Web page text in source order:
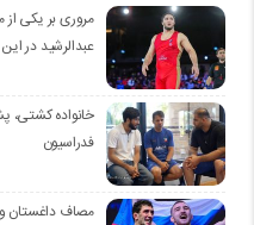
مروری بر یکی
عبدالرشید در
خانواده کشتی،
فدراسیون
مصاف داغستان و